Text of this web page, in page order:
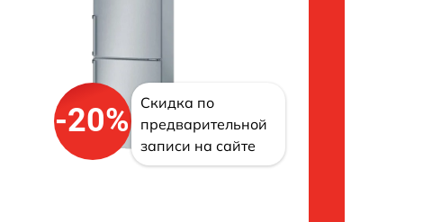
-20%
Скидка по
предварительной
записи на сайте